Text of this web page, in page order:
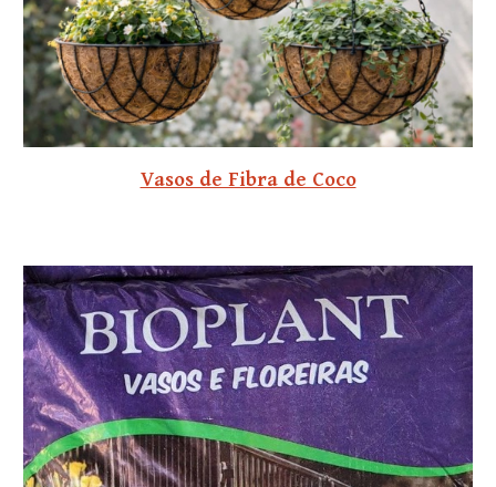
Vasos de Fibra de Coco